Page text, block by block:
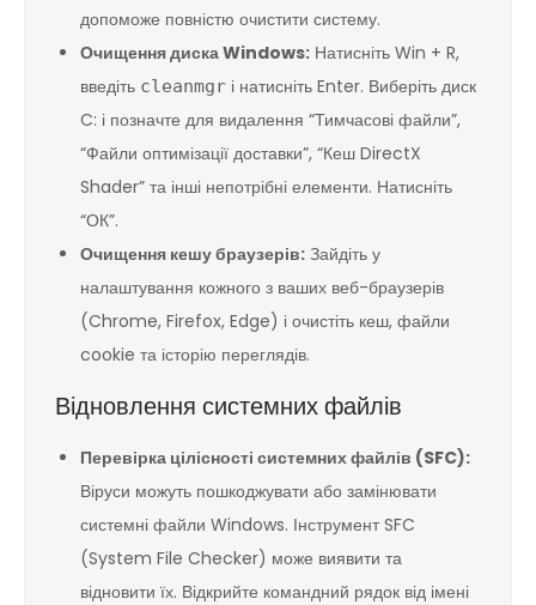
допоможе повністю очистити систему.
Очищення диска Windows: Натисніть Win + R,
введіть cleanmgr і натисніть Enter. Виберіть диск
C: і позначте для видалення “Тимчасові файли”,
“Файли оптимізації доставки”, “Кеш DirectX
Shader” та інші непотрібні елементи. Натисніть
“ОК”.
Очищення кешу браузерів: Зайдіть у
налаштування кожного з ваших веб-браузерів
(Chrome, Firefox, Edge) і очистіть кеш, файли
cookie та історію переглядів.
Відновлення системних файлів
Перевірка цілісності системних файлів (SFC):
Віруси можуть пошкоджувати або замінювати
системні файли Windows. Інструмент SFC
(System File Checker) може виявити та
відновити їх. Відкрийте командний рядок від імені